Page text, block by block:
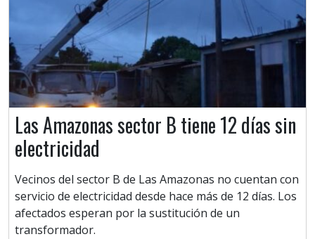
Las Amazonas sector B tiene 12 días sin
electricidad
Vecinos del sector B de Las Amazonas no cuentan con
servicio de electricidad desde hace más de 12 días. Los
afectados esperan por la sustitución de un
transformador.